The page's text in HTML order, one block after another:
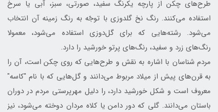
طرح‌های چکن از پارچه یکرنگ سفید، صورتی، سبز، آبی یا سرخ
استفاده می‌كنند. رنگ نخ گلدوزی با توجّه به رنگ زمینه آن انتخاب
می‌شود. رشته‌هایی که برای گل‌دوزی استفاده می‌شود، معمولا
رنگ‌های زرد و سفید، رنگ‌های پرتو خورشید را دارد.
مردم شناسان با اشاره به نقش و طرح‌هایی که روی چکن است، آن را
به قرن‌های پیش از میلاد مربوط می‌دانند و گل‌هایی که با نام "کاسه"
معروف است و شکل خورشید دارد، را دلیل مهرپرستی مردم در دوران
باستان می‌دانند. گلی که دور دامن یا کلاه مردان دوخته می‌شود، نیز